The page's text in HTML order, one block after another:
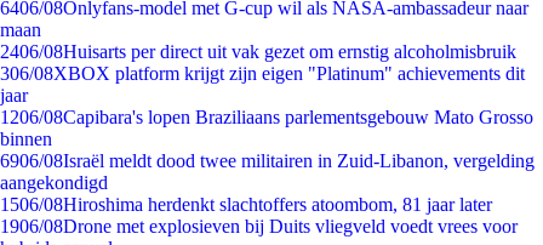
6406/08Onlyfans-model met G-cup wil als NASA-ambassadeur naar
maan
2406/08Huisarts per direct uit vak gezet om ernstig alcoholmisbruik
306/08XBOX platform krijgt zijn eigen "Platinum" achievements dit
jaar
1206/08Capibara's lopen Braziliaans parlementsgebouw Mato Grosso
binnen
6906/08Israël meldt dood twee militairen in Zuid-Libanon, vergelding
aangekondigd
1506/08Hiroshima herdenkt slachtoffers atoombom, 81 jaar later
1906/08Drone met explosieven bij Duits vliegveld voedt vrees voor